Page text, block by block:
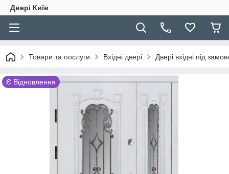
Двері Київ
Товари та послуги Вхідні двері Двері вхідні під
Є Відновлення